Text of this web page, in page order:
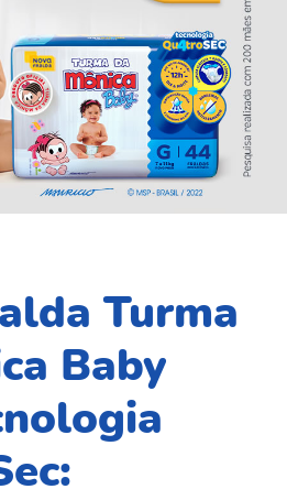
Turma
Baby